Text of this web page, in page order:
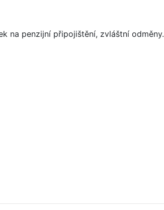
na penzijní připojištění, zvláštní odměny.